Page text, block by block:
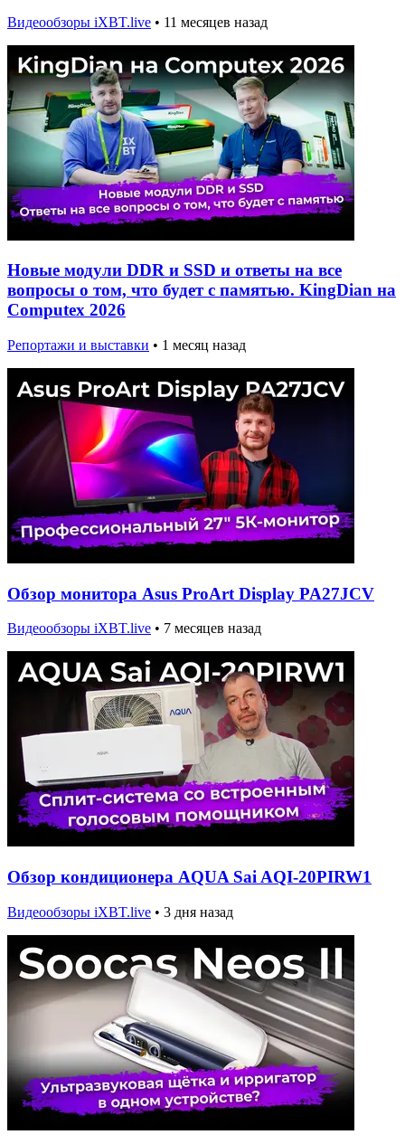
Видеообзоры iXBT.live • 11 месяцев назад
Новые модули DDR и SSD и ответы на все
вопросы о том, что будет с памятью. KingDian на
Computex 2026
Репортажи и выставки • 1 месяц назад
Обзор монитора Asus ProArt Display PA27JCV
Видеообзоры iXBT.live • 7 месяцев назад
Обзор кондиционера AQUA Sai AQI-20PIRW1
Видеообзоры iXBT.live • 3 дня назад